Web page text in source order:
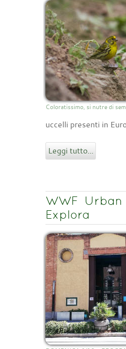
Coloratissimo, si nutre di
uccelli presenti in
Leggi tutto...
WWF
Explora